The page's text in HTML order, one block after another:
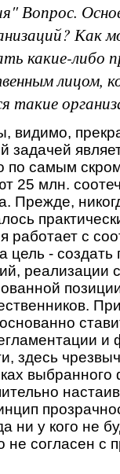
Вопрос.
Как
какие-либо
лицом,
такие
видимо,
задачей
по самым
25 млн.
Прежде,
работает с
цель - создать
реализации
здесь
ни у кого не
не согласен с